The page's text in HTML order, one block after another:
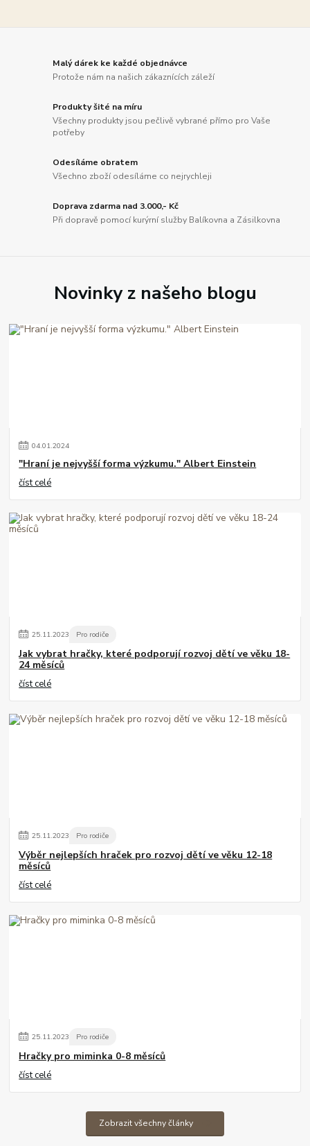
Malý dárek ke každé objednávce
Protože nám na našich zákaznících záleží
Produkty šité na míru
Všechny produkty jsou pečlivě vybrané přímo pro Vaše
potřeby
Odesíláme obratem
Všechno zboží odesíláme co nejrychleji
Doprava zdarma nad 3.000,- Kč
Při dopravě pomocí kurýrní služby Balíkovna a Zásilkovna
Novinky z našeho blogu
04.01.2024
"Hraní je nejvyšší forma výzkumu." Albert Einstein
číst celé
25.11.2023 Pro rodiče
Jak vybrat hračky, které podporují rozvoj dětí ve věku 18-
24 měsíců
číst celé
25.11.2023 Pro rodiče
Výběr nejlepších hraček pro rozvoj dětí ve věku 12-18
měsíců
číst celé
25.11.2023 Pro rodiče
Hračky pro miminka 0-8 měsíců
číst celé
Zobrazit všechny články